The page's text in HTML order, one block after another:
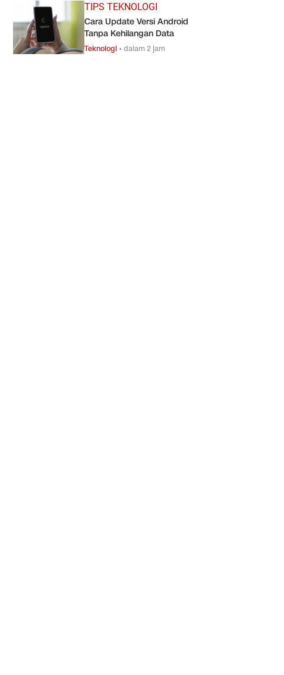
TIPS TEKNOLOGI
Cara Update Versi Android
Tanpa Kehilangan Data
Teknologi •dalam 2 jam